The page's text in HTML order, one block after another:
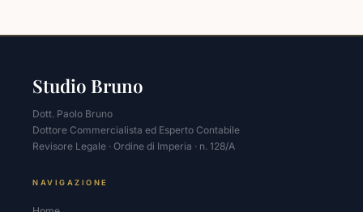
Studio Bruno
Dott. Paolo Bruno
Dottore Commercialista ed Esperto Contabile
Revisore Legale · Ordine di Imperia · n. 128/A
NAVIGAZIONE